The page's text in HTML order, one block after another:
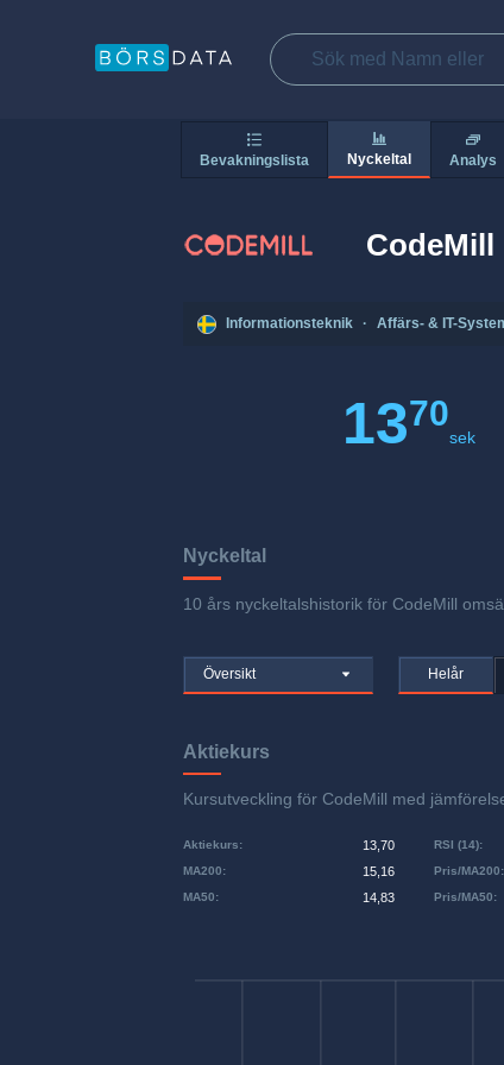
Bevakningslista Nyckeltal Analys
CodeMill
Informationsteknik · Affärs- & IT-
1370
sek
Nyckeltal
10 års nyckeltalshistorik för CodeMill
Översikt Helår
Aktiekurs
Kursutveckling för CodeMill med
Aktiekurs: 13,70
MA50: 14,83
MA200: 15,16 Pris/MA200:
RSI (14):
Pris/MA50: